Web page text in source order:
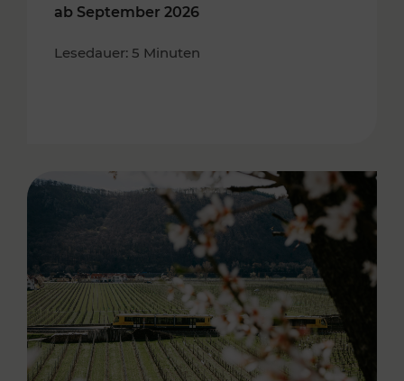
ab September 2026
Lesedauer: 5 Minuten